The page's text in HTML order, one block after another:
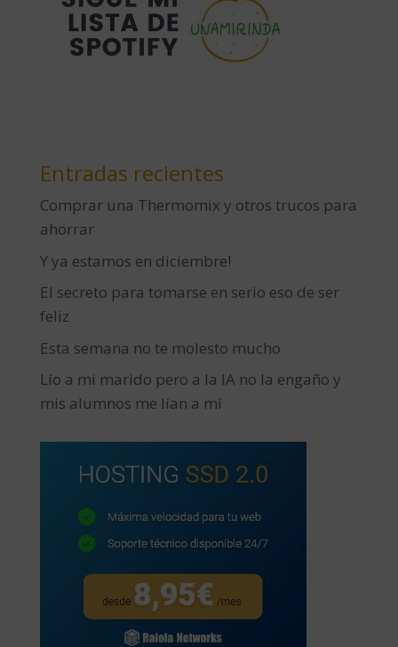
Entradas recientes
Comprar una Thermomix y otros trucos para
ahorrar
Y ya estamos en diciembre!
El secreto para tomarse en serio eso de ser
feliz
Esta semana no te molesto mucho
Lío a mi marido pero a la IA no la engaño y
mis alumnos me lían a mí